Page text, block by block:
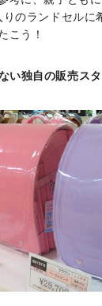
のランドセルに
こう！
い独自の販売ス